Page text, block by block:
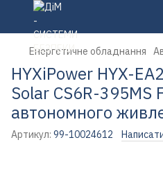
Енергетичне обладнання
HYXiPower HYX-
Solar CS6R-395MS
автономного
Артикул: 99-10024612